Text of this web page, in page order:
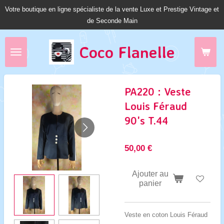
Passer
Coco Flanelle
Votre boutique en ligne spécialiste de la vente Luxe et Prestige Vintage et
de Seconde Main
PA220 : Veste
Louis Féraud
90's T.44
50,00 €
Ajouter au
panier
Veste en coton Louis Féraud